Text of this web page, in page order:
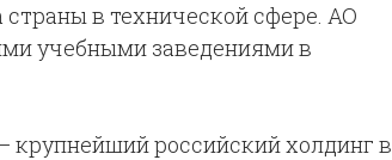
страны в технической сфере. АО
учебными заведениями в
крупнейший российский холдинг в